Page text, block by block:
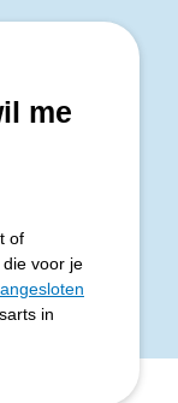
me
of
voor je
in